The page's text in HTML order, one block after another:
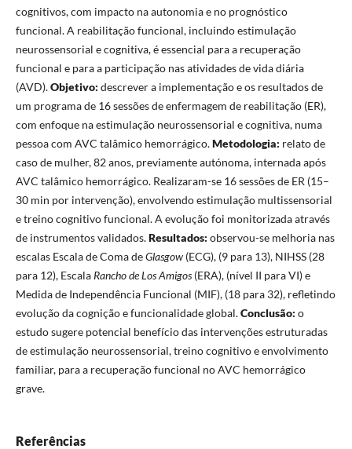
cognitivos, com impacto na autonomia e no prognóstico
funcional. A reabilitação funcional, incluindo estimulação
neurossensorial e cognitiva, é essencial para a recuperação
funcional e para a participação nas atividades de vida diária
(AVD).Objetivo: descrever a implementação e os resultados de
um programa de 16 sessões de enfermagem de reabilitação (ER),
com enfoque na estimulação neurossensorial e cognitiva, numa
pessoa com AVC talâmico hemorrágico.Metodologia: relato de
caso de mulher, 82 anos, previamente autónoma, internada após
AVC talâmico hemorrágico. Realizaram-se 16 sessões de ER (15–
30 min por intervenção), envolvendo estimulação multissensorial
e treino cognitivo funcional. A evolução foi monitorizada através
de instrumentos validados.Resultados: observou-se melhoria nas
escalas Escala de Coma deGlasgow(ECG), (9 para 13), NIHSS (28
para 12), EscalaRancho de Los Amigos (ERA), (nível II para VI) e
Medida de Independência Funcional (MIF), (18 para 32), refletindo
evolução da cognição e funcionalidade global.Conclusão: o
estudo sugere potencial benefício das intervenções estruturadas
de estimulação neurossensorial, treino cognitivo e envolvimento
familiar, para a recuperação funcional no AVC hemorrágico
grave.
Referências